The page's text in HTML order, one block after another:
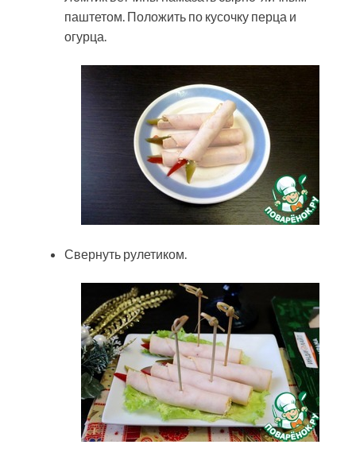
паштетом. Положить по кусочку перца и
огурца.
Свернуть рулетиком.